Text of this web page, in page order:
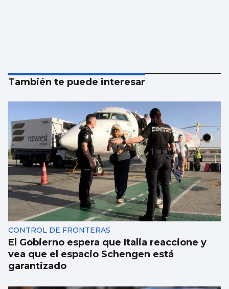
También te puede interesar
CONTROL DE FRONTERAS
El Gobierno espera que Italia reaccione y
vea que el espacio Schengen está
garantizado